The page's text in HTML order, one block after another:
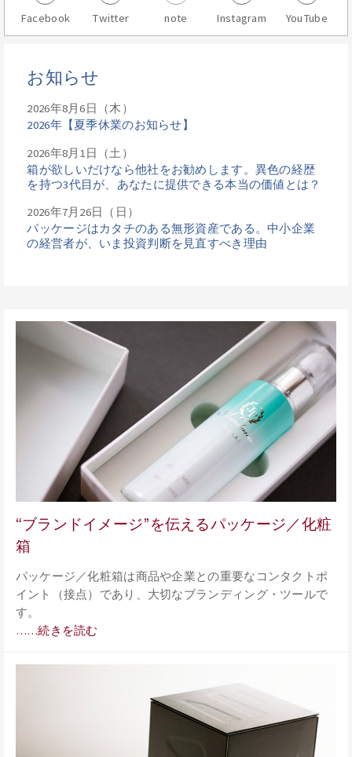
Facebook Twitter note Instagram YouTube
お知らせ
2026年【夏季休業のお知らせ】
2026年8月6日（木）
箱が欲しいだけなら他社をお勧めします。異色の経歴
を持つ3代目が、あなたに提供できる本当の価値とは？
2026年8月1日（土）
パッケージはカタチのある無形資産である。中小企業
の経営者が、いま投資判断を見直すべき理由
2026年7月26日（日）
“ブランドイメージ”を伝えるパッケージ／化粧
箱
パッケージ／化粧箱は商品や企業との重要なコンタクトポ
イント（接点）であり、大切なブランディング・ツールで
す。
……続きを読む